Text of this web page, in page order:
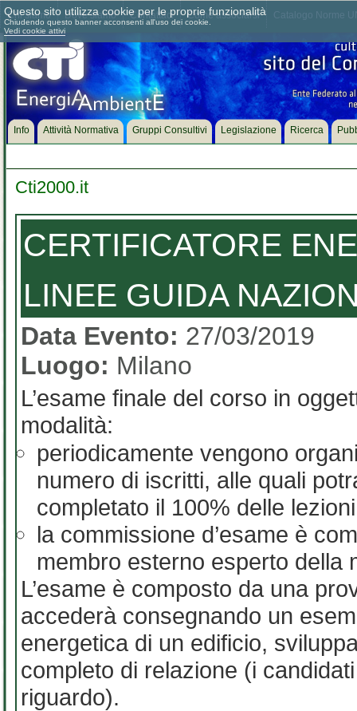
Chi siamo Dove siamo Contattaci Come associarsi
Info Attività Normativa Gruppi Consultivi Legislazione Ricerca
Cti2000.it
CERTIFICATORE
LINEE GUIDA
Data Evento: 27/03/2019
Luogo: Milano
L’esame finale del corso in
modalità:
periodicamente vengono
numero di iscritti, alle quali
completato il 100% delle
la commissione d’esame è
membro esterno esperto della
L’esame è composto da una
accederà consegnando un
energetica di un edificio,
completo di relazione (i
riguardo).
Questo sito utilizza cookie per le proprie funzionalità
Chiudendo questo banner acconsenti all'uso dei cookie.
Vedi cookie attivi